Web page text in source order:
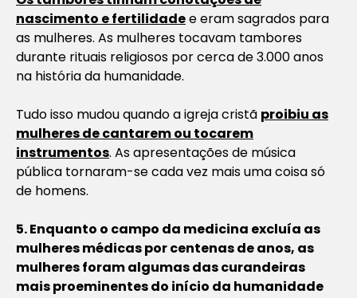
nascimento e fertilidadee eram sagrados para
as mulheres. As mulheres tocavam tambores
durante rituais religiosos por cerca de 3.000 anos
na história da humanidade.
Tudo isso mudou quando a igreja cristã proibiu as
mulheres de cantarem ou tocarem
instrumentos. As apresentações de música
pública tornaram-se cada vez mais uma coisa só
de homens.
5. Enquanto o campo da medicina excluía as
mulheres médicas por centenas de anos, as
mulheres foram algumas das curandeiras
mais proeminentes do início da humanidade